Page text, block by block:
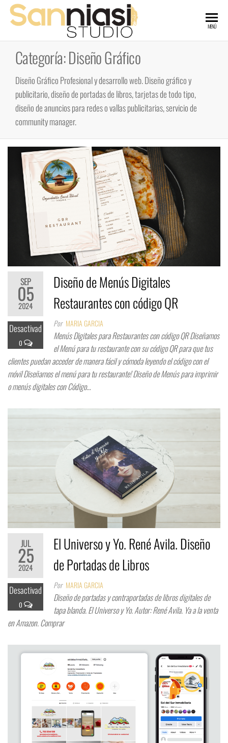
Saltar
STUDIO
Diseño
MENÚ
Categoría:Diseño Gráfico
Diseño Gráfico Profesional y desarrollo web. Diseño gráfico y
publicitario, diseño de portadas de libros, tarjetas de todo tipo,
diseño de anuncios para redes o vallas publicitarias, servicio de
community manager.
SEP
05
2024
Desactivad
o
Diseño de Menús Digitales
Restaurantes con código QR
Por MARIA GARCIA
Menús Digitales para Restaurantes con código QR Diseñamos
el Menú para tu restaurante con su código QR para que tus
clientes puedan acceder de manera fácil y cómoda leyendo el código con el
móvil Diseñamos el menú para tu restaurante! Diseño de Menús para imprimir
o menús digitales con Código…
JUL
25
2024
Desactivad
o
El Universo y Yo. René Avila. Diseño
de Portadas de Libros
Por MARIA GARCIA
Diseño de portadas y contraportadas de libros digitales de
tapa blanda. El Universo y Yo. Autor: René Avila. Ya a la venta
en Amazon. Comprar